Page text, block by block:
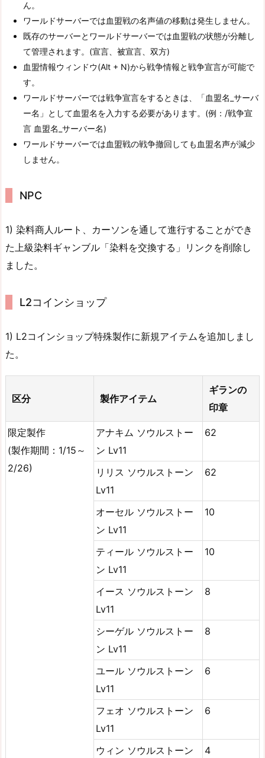
ん。
ワールドサーバーでは血盟戦の名声値の移動は発生しません。
既存のサーバーとワールドサーバーでは血盟戦の状態が分離し
て管理されます。(宣言、被宣言、双方)
血盟情報ウィンドウ(Alt + N)から戦争情報と戦争宣言が可能で
す。
ワールドサーバーでは戦争宣言をするときは、「血盟名_サーバ
ー名」として血盟名を入力する必要があります。(例：/戦争宣
言 血盟名_サーバー名)
ワールドサーバーでは血盟戦の戦争撤回しても血盟名声が減少
しません。
NPC
1) 染料商人ルート、カーソンを通して進行することができ
た上級染料ギャンブル「染料を交換する」リンクを削除し
ました。
L2コインショップ
1) L2コインショップ特殊製作に新規アイテムを追加しまし
た。
区分 製作アイテム
ギランの
印章
限定製作
(製作期間：1/15～
2/26)
アナキム ソウルストー
ン Lv11
62
リリス ソウルストーン
Lv11
62
オーセル ソウルストー
ン Lv11
10
ティール ソウルストー
ン Lv11
10
イース ソウルストーン
Lv11
8
シーゲル ソウルストー
ン Lv11
8
ユール ソウルストーン
Lv11
6
フェオ ソウルストーン
Lv11
6
ウィン ソウルストーン 4